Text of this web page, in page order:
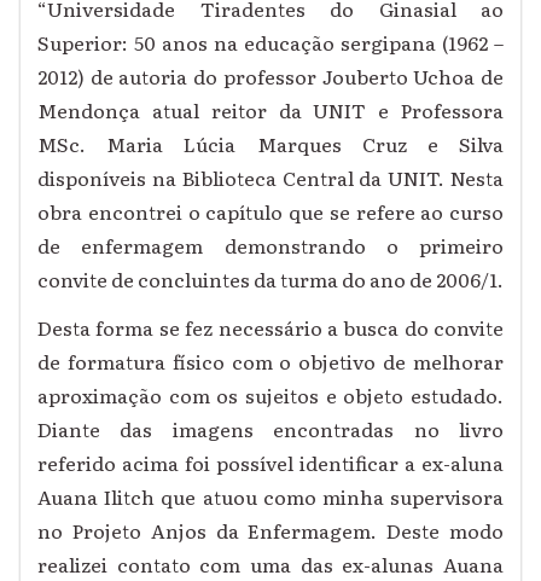
“Universidade Tiradentes do Ginasial ao
Superior: 50 anos na educação sergipana (1962 –
2012) de autoria do professor Jouberto Uchoa de
Mendonça atual reitor da UNIT e Professora
MSc. Maria Lúcia Marques Cruz e Silva
disponíveis na Biblioteca Central da UNIT. Nesta
obra encontrei o capítulo que se refere ao curso
de enfermagem demonstrando o primeiro
convite de concluintes da turma do ano de 2006/1.
Desta forma se fez necessário a busca do convite
de formatura físico com o objetivo de melhorar
aproximação com os sujeitos e objeto estudado.
Diante das imagens encontradas no livro
referido acima foi possível identificar a ex-aluna
Auana Ilitch que atuou como minha supervisora
no Projeto Anjos da Enfermagem. Deste modo
realizei contato com uma das ex-alunas Auana